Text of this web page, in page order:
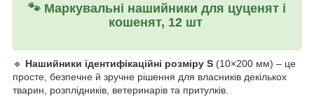
🐾 Маркувальні нашийники для цуценят і
кошенят, 12 шт
🔹 Нашийники ідентифікаційні розміру S (10×200 мм) – це
просте, безпечне й зручне рішення для власників декількох
тварин, розплідників, ветеринарів та притулків.